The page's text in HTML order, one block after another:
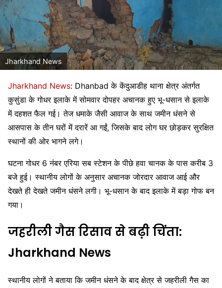
Jharkhand News
Jharkhand News: Dhanbad के केंदुआडीह थाना क्षेत्र अंतर्गत
कुसुंडा के गोधर इलाके में सोमवार दोपहर अचानक हुए भू-धसान से इलाके
में दहशत फैल गई। तेज धमाके जैसी आवाज के साथ जमीन धंसने से
आसपास के तीन घरों में दरारें आ गईं, जिसके बाद लोग घर छोड़कर सुरक्षित
स्थानों की ओर भागने लगे।
घटना गोधर 6 नंबर एरिया सब स्टेशन के पीछे हवा चानक के पास करीब 3
बजे हुई। स्थानीय लोगों के अनुसार अचानक जोरदार आवाज आई और
देखते ही देखते जमीन धंसने लगी। भू-धसान के बाद इलाके में बड़ा गोफ बन
गया।
जहरीली गैस रिसाव से बढ़ी चिंता:
Jharkhand News
स्थानीय लोगों ने बताया कि जमीन धंसने के बाद क्षेत्र से जहरीली गैस का